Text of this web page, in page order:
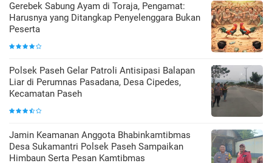
Gerebek Sabung Ayam di Toraja, Pengamat:
Harusnya yang Ditangkap Penyelenggara Bukan
Peserta
Polsek Paseh Gelar Patroli Antisipasi Balapan
Liar di Perumnas Pasadana, Desa Cipedes,
Kecamatan Paseh
Jamin Keamanan Anggota Bhabinkamtibmas
Desa Sukamantri Polsek Paseh Sampaikan
Himbaun Serta Pesan Kamtibmas